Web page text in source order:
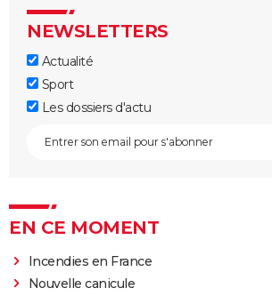
NEWSLETTERS
Actualité
Sport
Les dossiers d'actu
EN CE MOMENT
Incendies en France
Nouvelle canicule